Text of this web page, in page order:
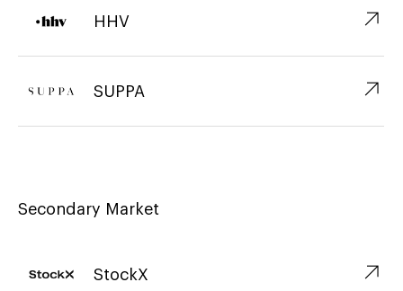
HHV ↗︎
SUPPA ↗︎
Secondary Market
StockX ↗︎